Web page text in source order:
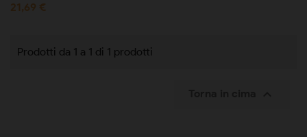
21,69 €
Prodotti da 1 a 1 di 1 prodotti